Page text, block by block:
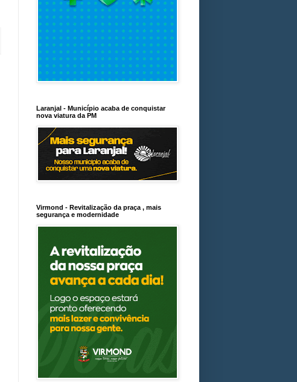
Laranjal - Município acaba de conquistar
nova viatura da PM
Virmond - Revitalização da praça , mais
segurança e modernidade